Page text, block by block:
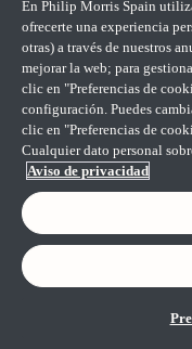
En Philip Morris Spain
ofrecerte una experiencia
otras) a través de nuestros
mejorar la web; para
clic en "Preferencias de
configuración. Puedes
clic en "Preferencias de
Cualquier dato personal
Aviso de privacidad